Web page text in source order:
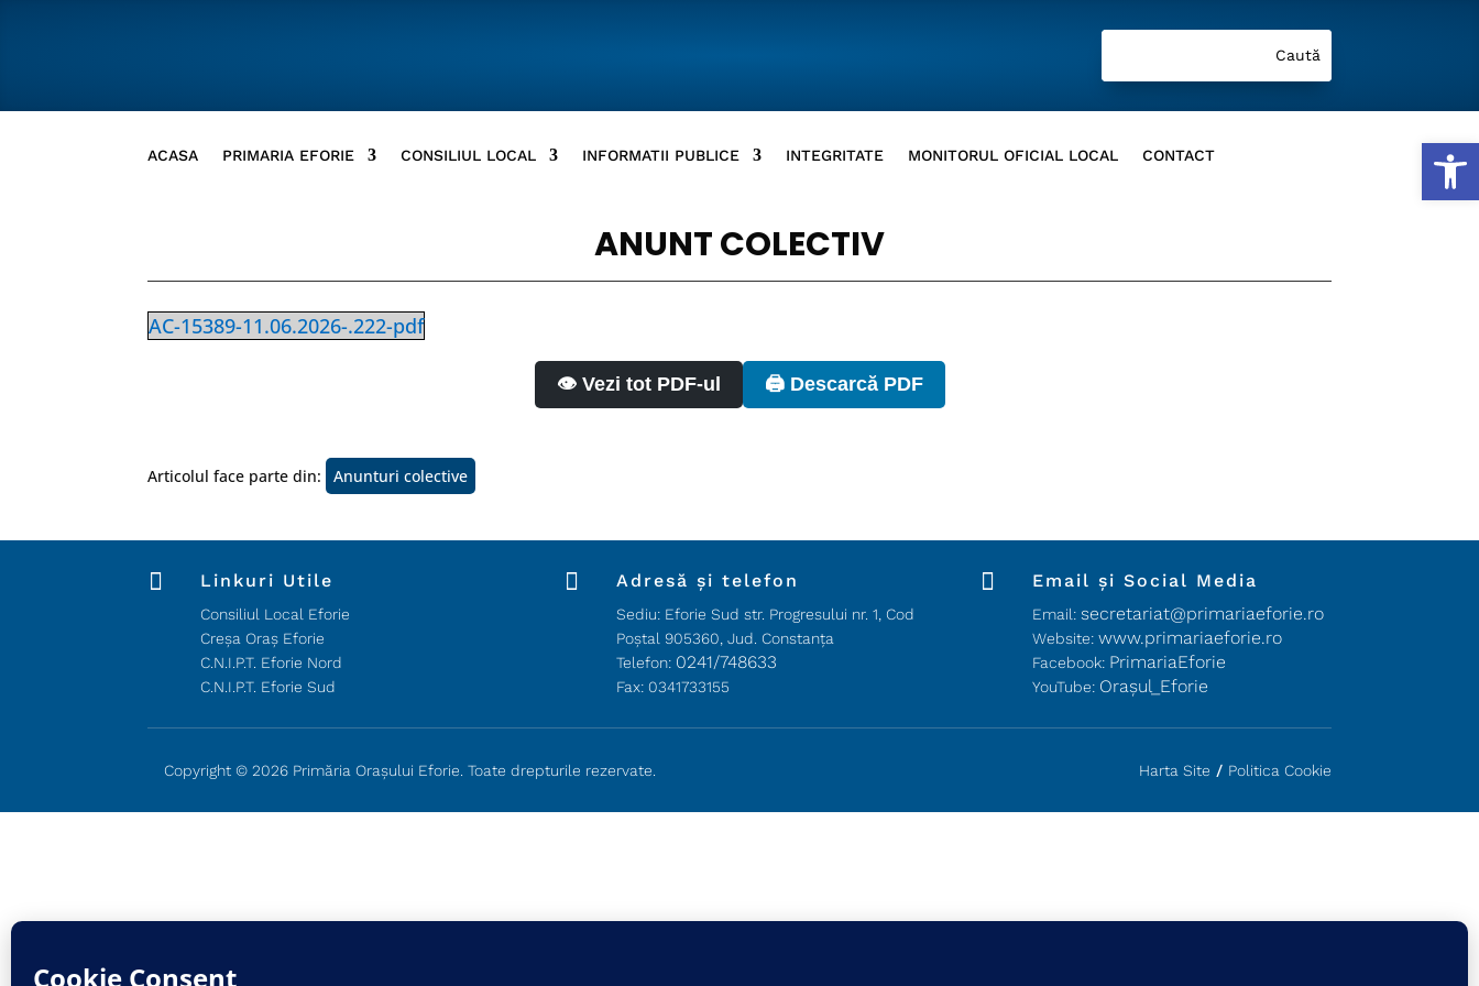
ACASA PRIMARIA EFORIE CONSILIUL LOCAL INFORMATII PUBLICE INTEGRITATE MONITORUL OFICIAL LOCAL CONTACT
ANUNT COLECTIV
AC-15389-11.06.2026-.222-pdf
👁️ Vezi tot PDF-ul 🖨️ Descarcă PDF
Articolul face parte din: Anunturi colective
 Linkuri Utile
Consiliul Local Eforie
Creșa Oraș Eforie
C.N.I.P.T. Eforie Nord
C.N.I.P.T. Eforie Sud
 Adresă și telefon
Sediu: Eforie Sud str. Progresului nr. 1, Cod
Poştal 905360, Jud. Constanţa
Telefon: 0241/748633
Fax: 0341733155
 Email și Social Media
Email:secretariat@primariaeforie.ro
Website:www.primariaeforie.ro
Facebook: PrimariaEforie
YouTube: Oraşul_Eforie
Copyright © 2026 Primăria Orașului Eforie. Toate drepturile rezervate. Harta Site / Politica Cookie